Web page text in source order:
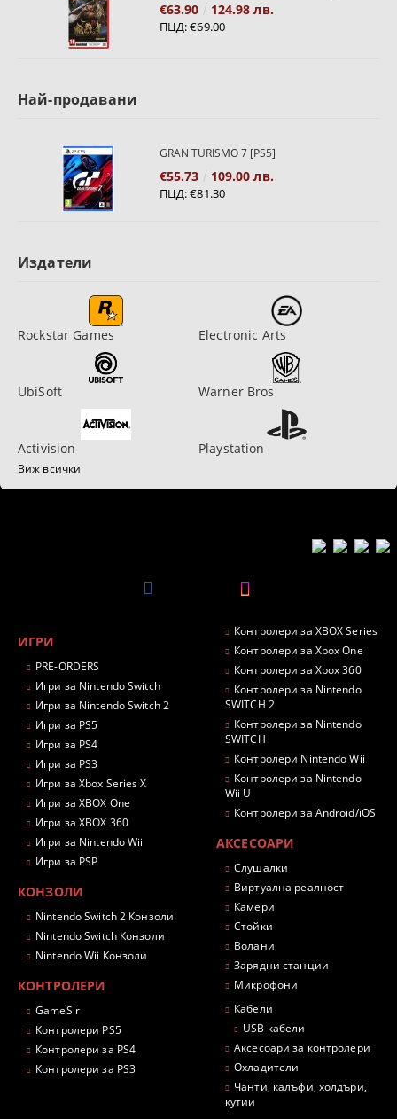
€63.90 124.98 лв.
ПЦД:€69.00
Най-продавани
GRAN TURISMO 7 [PS5]
€55.73 109.00 лв.
ПЦД:€81.30
Издатели
Rockstar Games Electronic Arts
UbiSoft Warner Bros
Activision Playstation
Виж всички
ИГРИ
PRE-ORDERS
Игри за Nintendo Switch
Игри за Nintendo Switch 2
Игри за PS5
Игри за PS4
Игри за PS3
Игри за Xbox Series X
Игри за XBOX One
Игри за XBOX 360
Игри за Nintendo Wii
Игри за PSP
КОНЗОЛИ
Nintendo Switch 2 Конзоли
Nintendo Switch Конзоли
Nintendo Wii Конзоли
КОНТРОЛЕРИ
GameSir
Контролери PS5
Контролери за PS4
Контролери за PS3
Контролери за XBOX Series
Контролери за Xbox One
Контролери за Xbox 360
Контролери за Nintendo
SWITCH 2
Контролери за Nintendo
SWITCH
Контролери Nintendo Wii
Контролери за Nintendo
Wii U
Контролери за Android/iOS
АКСЕСОАРИ
Слушалки
Виртуална реалност
Камери
Стойки
Волани
Зарядни станции
Микрофони
Кабели
USB кабели
Аксесоари за контролери
Охладители
Чанти, калъфи, холдъри,
кутии